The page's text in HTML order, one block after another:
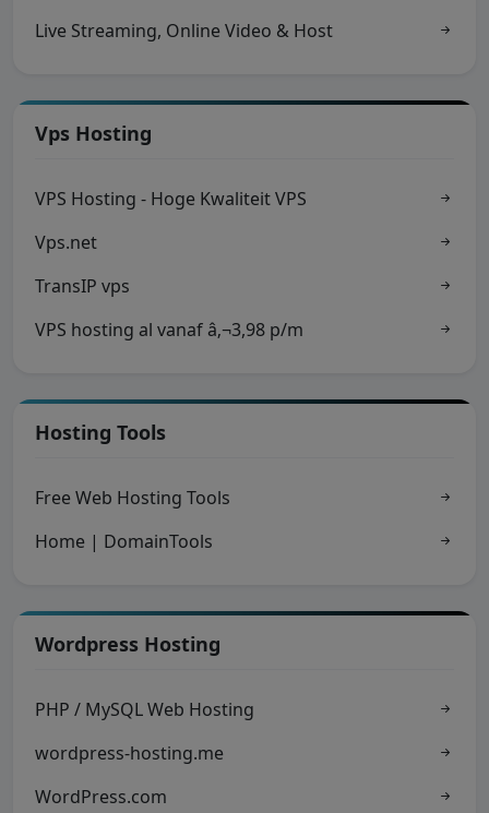
Live Streaming, Online Video & Host
Vps Hosting
VPS Hosting - Hoge Kwaliteit VPS
Vps.net
TransIP vps
VPS hosting al vanaf â‚¬3,98 p/m
Hosting Tools
Free Web Hosting Tools
Home | DomainTools
Wordpress Hosting
PHP / MySQL Web Hosting
wordpress-hosting.me
WordPress.com